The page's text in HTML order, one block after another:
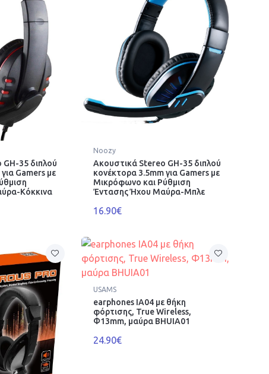
35 διπλού
Gamers με
Κόκκινα
Noozy
Ακουστικά Stereo GH-35 διπλού
κονέκτορα 3.5mm για Gamers με
Μικρόφωνο και Ρύθμιση
Έντασης Ήχου Μαύρα-Μπλε
16.90€
USAMS
earphones IA04 με θήκη
φόρτισης, True Wireless,
Φ13mm, μαύρα BHUIA01
24.90€